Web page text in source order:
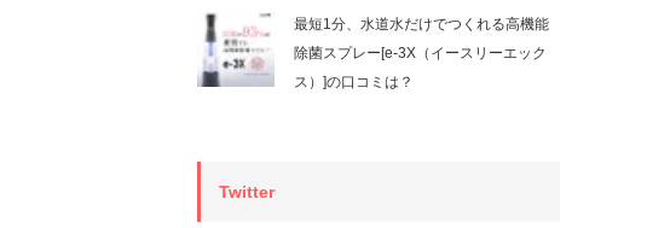
最短1分、水道水だけでつくれる高機能
除菌スプレー[e-3X（イースリーエック
ス）]の口コミは？
Twitter